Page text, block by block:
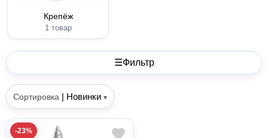
Крепёж
1 товар
☰Фильтр
Сортировка | Новинки ▾
-23%